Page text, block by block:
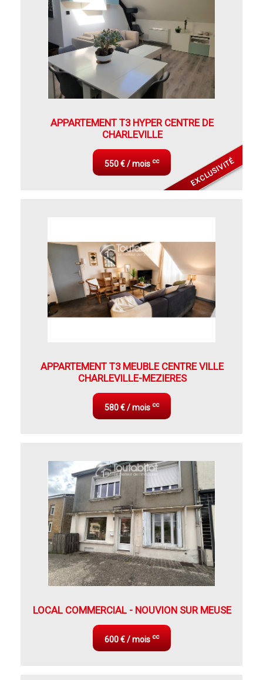
APPARTEMENT T3 HYPER CENTRE DE
CHARLEVILLE
550 € / mois cc EXCLUSIVITÉ
APPARTEMENT T3 MEUBLE CENTRE VILLE
CHARLEVILLE-MEZIERES
580 € / mois cc
LOCAL COMMERCIAL - NOUVION SUR MEUSE
600 € / mois cc